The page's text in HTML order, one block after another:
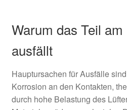
Warum das Teil
ausfällt
Hauptursachen für Ausfälle
Korrosion an den Kontakten,
durch hohe Belastung des